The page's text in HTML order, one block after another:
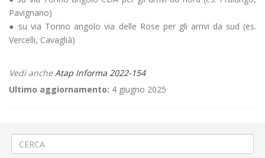
Pavignano)
● su via Torino angolo via delle Rose per gli arrivi da sud (es.
Vercelli, Cavaglià)
Vedi ancheAtap Informa 2022-154
Ultimo aggiornamento: 4 giugno 2025